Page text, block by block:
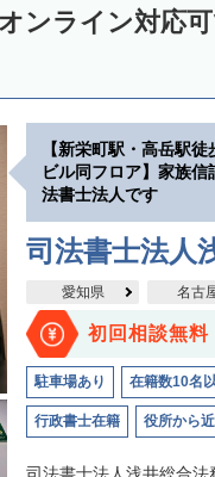
ンライン対応
【新栄町駅・高岳駅
ビル同フロア】家族信
法書士法人です
司法書士法人
愛知県 名古
初回相談無料
駐車場あり 在籍数10名
行政書士在籍 役所から